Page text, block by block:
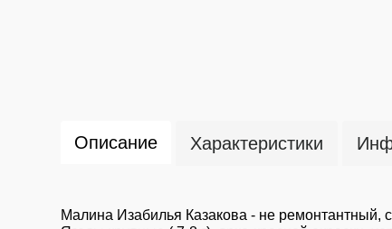
Описание Характеристики
Малина Изабилья Казакова - не ремонтантный,